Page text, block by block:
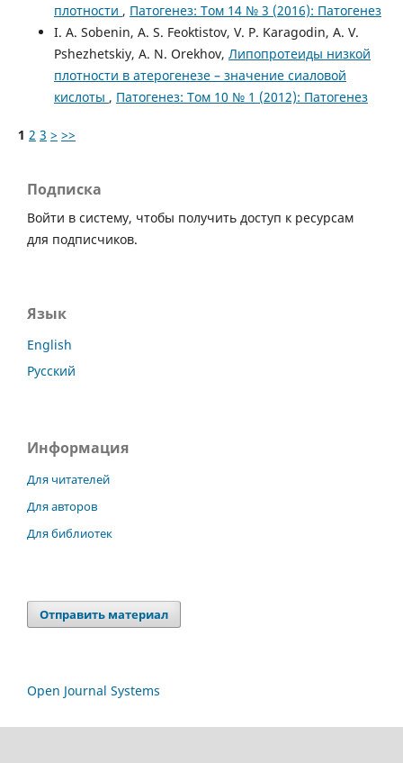
плотности , Патогенез: Том 14 № 3 (2016): Патогенез
I. A. Sobenin, A. S. Feoktistov, V. P. Karagodin, A. V.
Pshezhetskiy, A. N. Orekhov, Липопротеиды низкой
плотности в атерогенезе – значение сиаловой
кислоты , Патогенез: Том 10 № 1 (2012): Патогенез
1 2 3 > >>
Подписка
Войти в систему, чтобы получить доступ к ресурсам
для подписчиков.
Язык
English
Русский
Информация
Для читателей
Для авторов
Для библиотек
Отправить материал
Open Journal Systems